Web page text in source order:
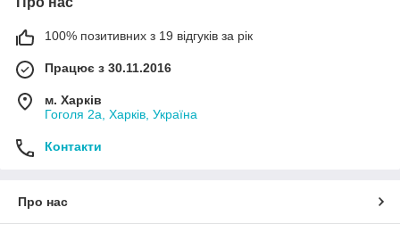
100% позитивних з 19 відгуків за рік
Працює з 30.11.2016
м. Харків
Гоголя 2а, Харків, Україна
Контакти
Про нас